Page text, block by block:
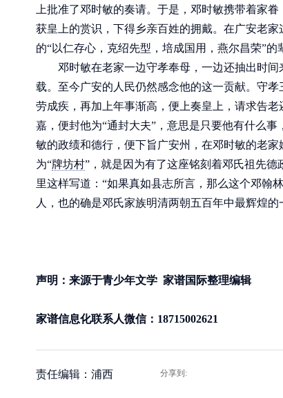
上批准了邓时敏的奏请。于是，邓时敏携带着家
获皇上的赏识，下得乡亲百姓的拥戴。在广安老
的“以仁存心，克绍先型，培成国用，燕尔昌荣”的
邓时敏在老家一边守孝奉母，一边还抽出时间
载。至今广安的人民仍然感念他的这一贡献。守
劳成疾，再加上年事渐高，便上奏皇上，请求告
嘉，便封他为“通封大夫”，意思是只要他有什么
敏的政绩和德行，便下旨广安州，在邓时敏的老
为“牌坊村”，就是因为有了这座铭刻着邓氏祖先德
里这样写道：“如果真如县志所言，那么这个邓翰
人，也的确是邓氏家族明清两朝五百年中最辉煌的
声明：来源于青少年文学 家谱国际整理编辑
家谱信息化联系人微信：18715002621
责任编辑：浦西 分享到: